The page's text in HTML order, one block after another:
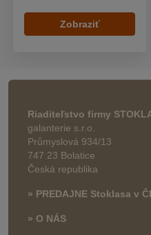
Zobraziť
Riaditeľstvo firmy
galanterie s.r.o.
Průmyslová 934/13
747 23 Bolatice
Česká republika
» PREDAJNE Stoklasa v
» O NÁS